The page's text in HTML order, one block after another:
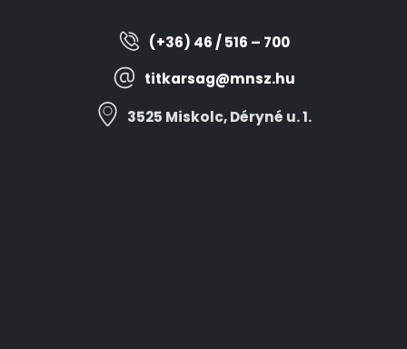
(+36) 46 / 516 – 700
titkarsag@mnsz.hu
3525 Miskolc, Déryné u. 1.